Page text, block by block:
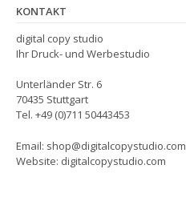
KONTAKT
digital copy studio
Ihr Druck- und Werbestudio
Unterländer Str. 6
70435 Stuttgart
Tel. +49 (0)711 50443453
Email: shop@digitalcopystudio.com
Website: digitalcopystudio.com